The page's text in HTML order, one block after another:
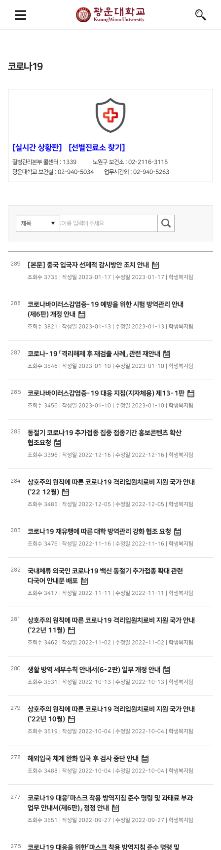
코로나19
[실시간 상황판] [선별진료소 찾기]
질병관리본부 콜센터 : 1339 노원구 보건소 : 02-2116-3115
광운대학교 보건실 : 02-940-5034 업무시간외 : 02-940-5263
289 [본문] 중국 입국자 선제적 감시방안 조치 안내
조회수 3735 | 작성일 2023-01-17 | 수정일 2023-01-17 | 학생복지팀
288
코로나바이러스감염증-19 예방을 위한 시험 방역관리 안내
(제6판) 개정 안내
조회수 3821 | 작성일 2023-01-13 | 수정일 2023-01-13 | 학생복지팀
287 코로나-19 「격리해제 후 재검출 사례」 관련 재안내
조회수 3546 | 작성일 2023-01-10 | 수정일 2023-01-10 | 학생복지팀
286 코로나바이러스감염증-19 대응 지침(지자체용) 제13-1판
조회수 3456 | 작성일 2023-01-10 | 수정일 2023-01-10 | 학생복지팀
285
동절기 코로나19 추가접종 집중 접종기간 홍보콘텐츠 확산
협조요청
조회수 3396 | 작성일 2022-12-16 | 수정일 2022-12-16 | 학생복지팀
284
상호주의 원칙에 따른 코로나19 격리입원치료비 지원 국가 안내
('22 12월)
조회수 3485 | 작성일 2022-12-05 | 수정일 2022-12-05 | 학생복지팀
283 코로나19 재유행에 따른 대학 방역관리 강화 협조 요청
조회수 3476 | 작성일 2022-11-16 | 수정일 2022-11-16 | 학생복지팀
282
국내체류 외국인 코로나19 백신 동절기 추가접종 확대 관련
다국어 안내문 배포
조회수 3417 | 작성일 2022-11-11 | 수정일 2022-11-11 | 학생복지팀
281
상호주의 원칙에 따른 코로나19 격리입원치료비 지원 국가 안내
('22년 11월)
조회수 3462 | 작성일 2022-11-02 | 수정일 2022-11-02 | 학생복지팀
280 생활 방역 세부수칙 안내서(6-2판) 일부 개정 안내
조회수 3531 | 작성일 2022-10-13 | 수정일 2022-10-13 | 학생복지팀
279
상호주의 원칙에 따른 코로나19 격리입원치료비 지원 국가 안내
('22년 10월)
조회수 3519 | 작성일 2022-10-04 | 수정일 2022-10-04 | 학생복지팀
278 해외입국 체계 완화 입국 후 검사 중단 안내
조회수 3488 | 작성일 2022-10-04 | 수정일 2022-10-04 | 학생복지팀
277
코로나19 대응「마스크 착용 방역지침 준수 명령 및 과태료 부과
업무 안내서(제6판)」 정정 안내
조회수 3551 | 작성일 2022-09-27 | 수정일 2022-09-27 | 학생복지팀
276
코로나19 대응을 위한「마스크 착용 방역지침 준수 명령 및